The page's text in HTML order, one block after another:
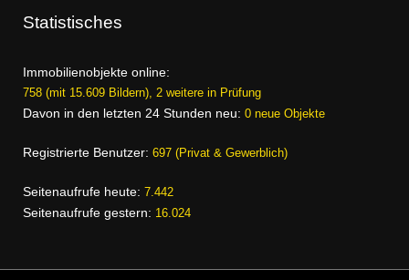
Statistisches
Immobilienobjekte online:
758 (mit 15.609 Bildern), 2 weitere in Prüfung
Davon in den letzten 24 Stunden neu: 0 neue Objekte
Registrierte Benutzer: 697 (Privat & Gewerblich)
Seitenaufrufe heute: 7.442
Seitenaufrufe gestern: 16.024